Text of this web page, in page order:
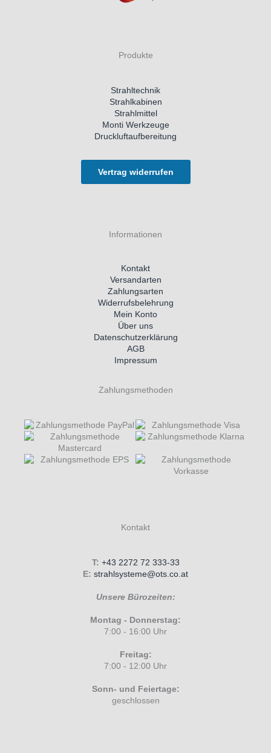
Produkte
Strahltechnik
Strahlkabinen
Strahlmittel
Monti Werkzeuge
Druckluftaufbereitung
Vertrag widerrufen
Informationen
Kontakt
Versandarten
Zahlungsarten
Widerrufsbelehrung
Mein Konto
Über uns
Datenschutzerklärung
AGB
Impressum
Zahlungsmethoden
Kontakt
T: +43 2272 72 333-33
E: strahlsysteme@ots.co.at
Unsere Bürozeiten:
Montag - Donnerstag:
7:00 - 16:00 Uhr
Freitag:
7:00 - 12:00 Uhr
Sonn- und Feiertage:
geschlossen